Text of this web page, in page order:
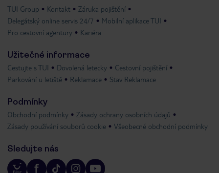
TUI Group Kontakt
Záruka pojištění
Delegátský online servis 24/7
Mobilní aplikace TUI
Pro cestovní agentury
Kariéra
Užitečné informace
Cestujte s TUI Dovolená letecky
Cestovní pojištění
Parkování u letiště
Reklamace Stav Reklamace
Podmínky
Obchodní podmínky
Zásady ochrany osobních údajů
Zásady používání souborů cookie
Všeobecné obchodní podmínky
Sledujte nás